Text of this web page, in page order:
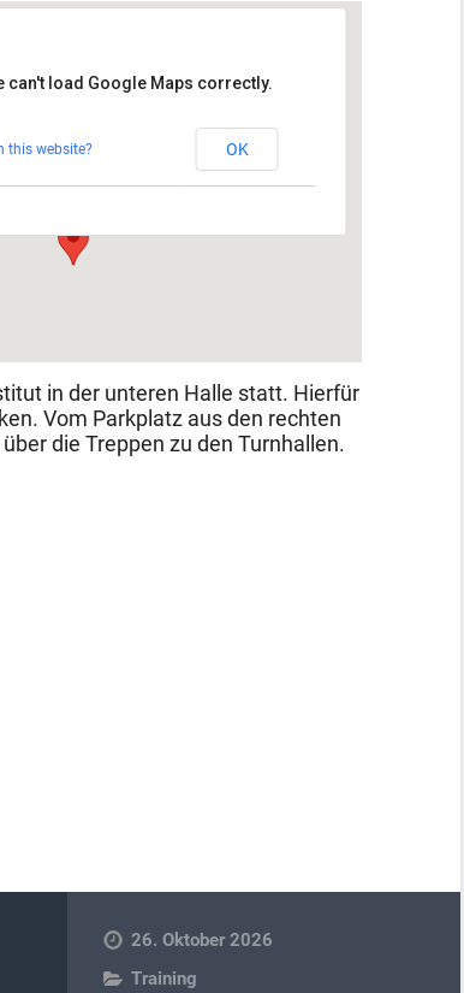
can't load Google Maps correctly.
this website? OK
in der unteren Halle statt. Hierfür
Vom Parkplatz aus den rechten
die Treppen zu den Turnhallen.
26. Oktober 2026
Training